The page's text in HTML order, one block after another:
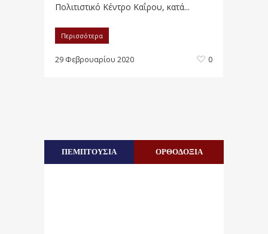
Πολιτιστικό Κέντρο Καΐρου, κατά...
Περισσότερα
29 Φεβρουαρίου 2020 0
ΠΕΜΠΤΟΥΣΙΑ ΟΡΘΟΔΟΞΙΑ